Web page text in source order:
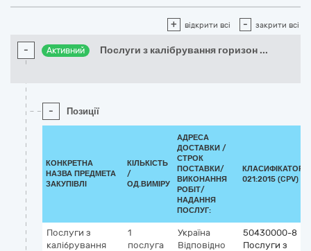
+ відкрити всі - закрити всі
- Активний Послуги з калібрування горизон ...
- Позиції
КОНКРЕТНА
НАЗВА ПРЕДМЕТА
ЗАКУПІВЛІ
КІЛЬКІСТЬ
/
ОД.ВИМІРУ
АДРЕСА
ДОСТАВКИ /
СТРОК
ПОСТАВКИ/
ВИКОНАННЯ
РОБІТ/
НАДАННЯ
ПОСЛУГ:
КЛАСИФІКАТОР
021:2015 (CPV)
Послуги з
калібрування
1
послуга
Україна
Відповідно
50430000-8
Послуги з